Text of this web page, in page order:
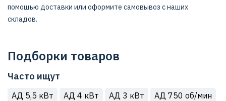
помощью доставки или оформите самовывоз с наших
складов.
Подборки товаров
Часто ищут
АД 5,5 кВт АД 4 кВт АД 3 кВт
АД 750 об/мин